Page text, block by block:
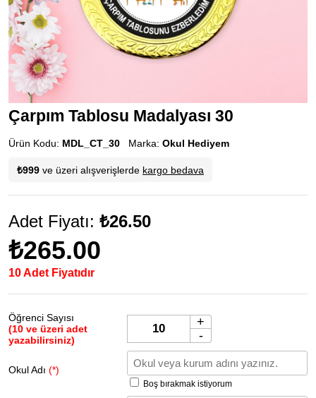
Çarpım Tablosu Madalyası 30
Ürün Kodu: MDL_CT_30 Marka: Okul Hediyem
₺999 ve üzeri alışverişlerde kargo bedava
Adet Fiyatı: ₺26.50
₺265.00
10 Adet Fiyatıdır
Öğrenci Sayısı
(10 ve üzeri adet
yazabilirsiniz)
+
-
Okul Adı (*)
Boş bırakmak istiyorum